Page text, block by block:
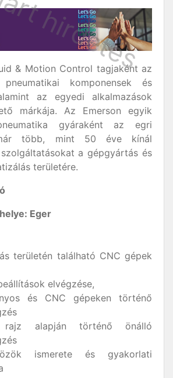
& Motion Control tagjaként az
komponensek és
az egyedi alkalmazások
márkája. Az Emerson egyik
gyáraként az egri
több, mint 50 éve kínál
a gépgyártás és
területére.
Eger
területén található CNC gépek
elvégzése,
és CNC gépeken történő
rajz alapján történő önálló
ismerete és gyakorlati